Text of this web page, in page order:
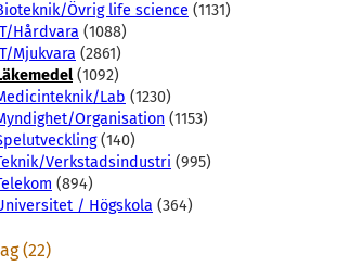
Övrig life science (1131)
Hårdvara (1088)
Mjukvara (2861)
(1092)
Lab (1230)
Organisation (1153)
(140)
Verkstadsindustri (995)
(894)
/ Högskola (364)
(22)